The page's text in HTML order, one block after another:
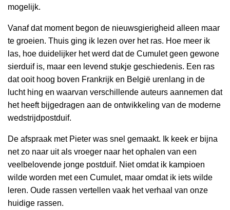
mogelijk.
Vanaf dat moment begon de nieuwsgierigheid alleen maar
te groeien. Thuis ging ik lezen over het ras. Hoe meer ik
las, hoe duidelijker het werd dat de Cumulet geen gewone
sierduif is, maar een levend stukje geschiedenis. Een ras
dat ooit hoog boven Frankrijk en België urenlang in de
lucht hing en waarvan verschillende auteurs aannemen dat
het heeft bijgedragen aan de ontwikkeling van de moderne
wedstrijdpostduif.
De afspraak met Pieter was snel gemaakt. Ik keek er bijna
net zo naar uit als vroeger naar het ophalen van een
veelbelovende jonge postduif. Niet omdat ik kampioen
wilde worden met een Cumulet, maar omdat ik iets wilde
leren. Oude rassen vertellen vaak het verhaal van onze
huidige rassen.